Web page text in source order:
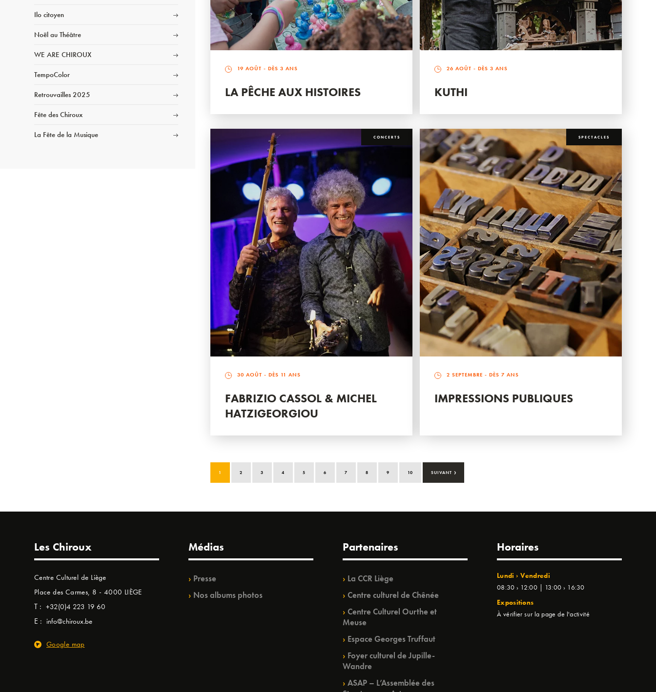
Ilo citoyen
Noël au Théâtre
WE ARE CHIROUX
TempoColor
Retrouvailles 2025
Fête des Chiroux
La Fête de la Musique
19 AOÛT - DÈS 3 ANS
LA PÊCHE AUX HISTOIRES
26 AOÛT - DÈS 3 ANS
KUTHI
CONCERTS
30 AOÛT - DÈS 11 ANS
FABRIZIO CASSOL & MICHEL
HATZIGEORGIOU
SPECTACLES
2 SEPTEMBRE - DÈS 7 ANS
IMPRESSIONS PUBLIQUES
1 2 3 4 5 6 7 8 9 10 SUIVANT ›
Les Chiroux
Centre Culturel de Liège
Place des Carmes, 8 - 4000 LIÈGE
T : +32(0)4 223 19 60
E : info@chiroux.be
Google map
Médias
Presse
Nos albums photos
Partenaires
La CCR Liège
Centre culturel de Chênée
Centre Culturel Ourthe et
Meuse
Espace Georges Truffaut
Foyer culturel de Jupille-
Wandre
ASAP – L’Assemblée des
Horaires
Lundi › Vendredi
08:30 › 12:00 | 13:00 › 16:30
Expositions
À vérifier sur la page de l'activité